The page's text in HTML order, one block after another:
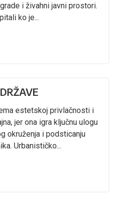
i živahni javni prostori.
ko je...
estetskoj privlačnosti i
jer ona igra ključnu ulogu
okruženja i podsticanju
Urbanističko...